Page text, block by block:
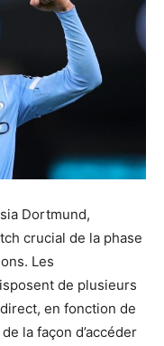
Dortmund,
crucial de la phase
Les
de plusieurs
en fonction de
la façon d’accéder